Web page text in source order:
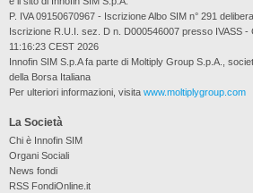
La Società
Chi è Innofin SIM
Organi Sociali
News fondi
RSS FondiOnline.it
P. IVA 09150670967 - Iscrizione Albo SIM n° 291
Iscrizione R.U.I. sez. D n. D000546007 presso IVASS -
11:16:23 CEST 2026
Innofin SIM S.p.A fa parte di Moltiply Group S.p.A.,
della Borsa Italiana
Per ulteriori informazioni, visita www.moltiplygroup.com